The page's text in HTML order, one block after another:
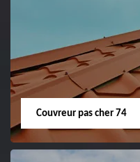
Couvreur pas cher 74